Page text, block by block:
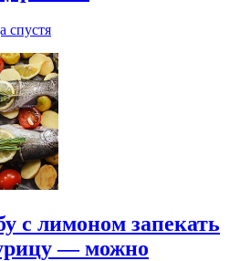
спустя
с лимоном запекать
— можно